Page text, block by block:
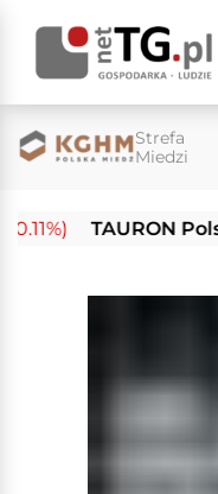
Strefa
Miedzi
TAURON